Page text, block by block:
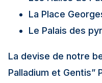
La Place
Le Palais des
La devise de notre
Palladium et